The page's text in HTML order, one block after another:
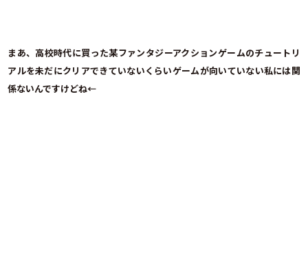
まあ、高校時代に買った某ファンタジーアクションゲームのチュートリ
アルを未だにクリアできていないくらいゲームが向いていない私には関
係ないんですけどね←